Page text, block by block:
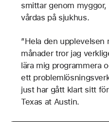
smittar genom
vårdas på sjukhus.
”Hela den upplevelsen
månader tror jag
lära mig programmera
ett
just har gått klart sitt
Texas at Austin.